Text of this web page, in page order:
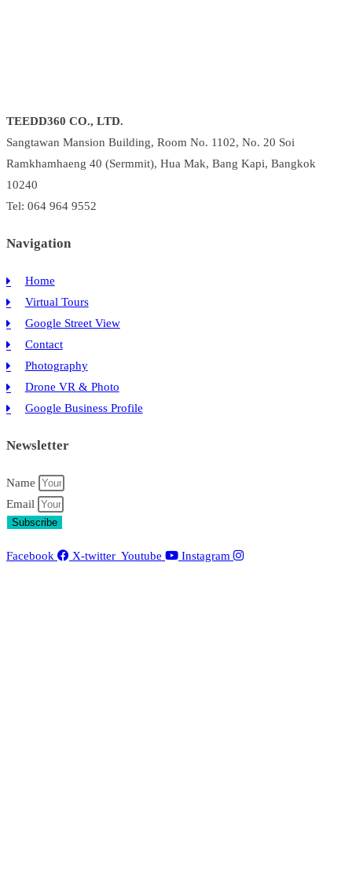
TEEDD360 CO., LTD.
Sangtawan Mansion Building, Room No. 1102, No. 20 Soi
Ramkhamhaeng 40 (Sermmit), Hua Mak, Bang Kapi, Bangkok
10240
Tel: 064 964 9552
Navigation
Home
Virtual Tours
Google Street View
Contact
Photography
Drone VR & Photo
Google Business Profile
Newsletter
Name
Email
Subscribe
Facebook X-twitter Youtube Instagram